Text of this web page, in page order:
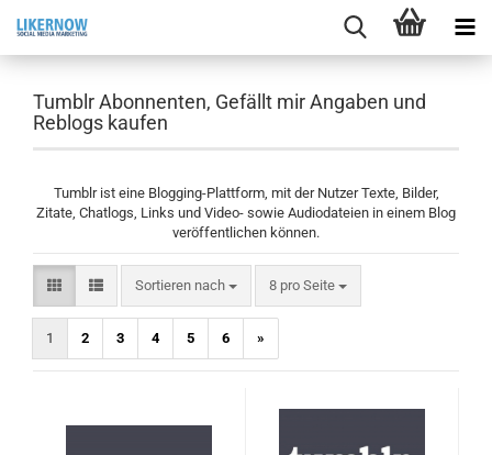
Tumblr Abonnenten, Gefällt mir Angaben und
Reblogs kaufen
Tumblr ist eine Blogging-Plattform, mit der Nutzer Texte, Bilder,
Zitate, Chatlogs, Links und Video- sowie Audiodateien in einem Blog
veröffentlichen können.
Sortieren nach
Sortieren nach 8 pro Seite
pro Seite
1 2 3 4 5 6 »